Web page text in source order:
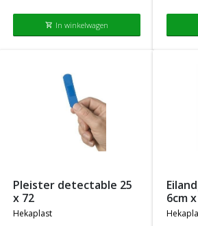
shopping_cart In winkelwagen
pleister detectable 25
x 72
hekaplast
eilandpleister border
6cm